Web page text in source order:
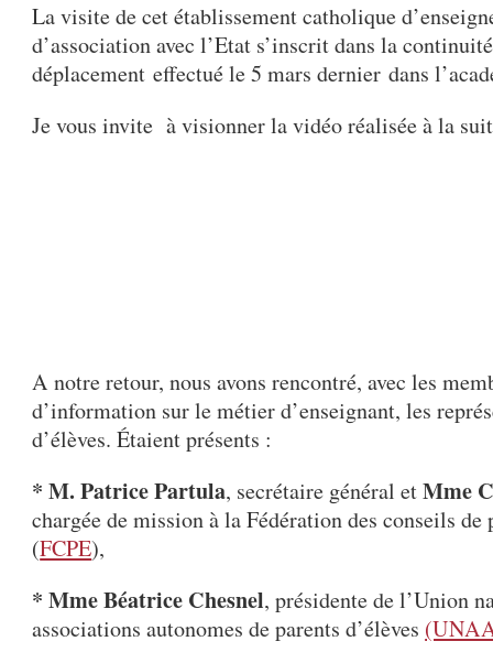
La visite de cet établissement catholique
d’association avec l’Etat s’inscrit dans la
déplacement effectué le 5 mars dernier dans
Je vous invite à visionner la vidéo réalisée à la
A notre retour, nous avons rencontré, avec les
d’information sur le métier d’enseignant, les
d’élèves. Étaient présents :
* M. Patrice Partula, secrétaire général etMme
chargée de mission à la Fédération des conseils de
(FCPE),
* Mme Béatrice Chesnel, présidente de l’Union
associations autonomes de parents d’élèves